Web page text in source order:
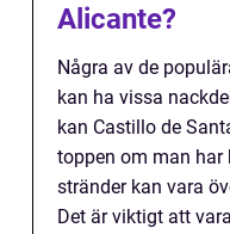
Alicante?
Några av de
kan ha vissa
kan Castillo de
toppen om man har
stränder kan vara
Det är viktigt att